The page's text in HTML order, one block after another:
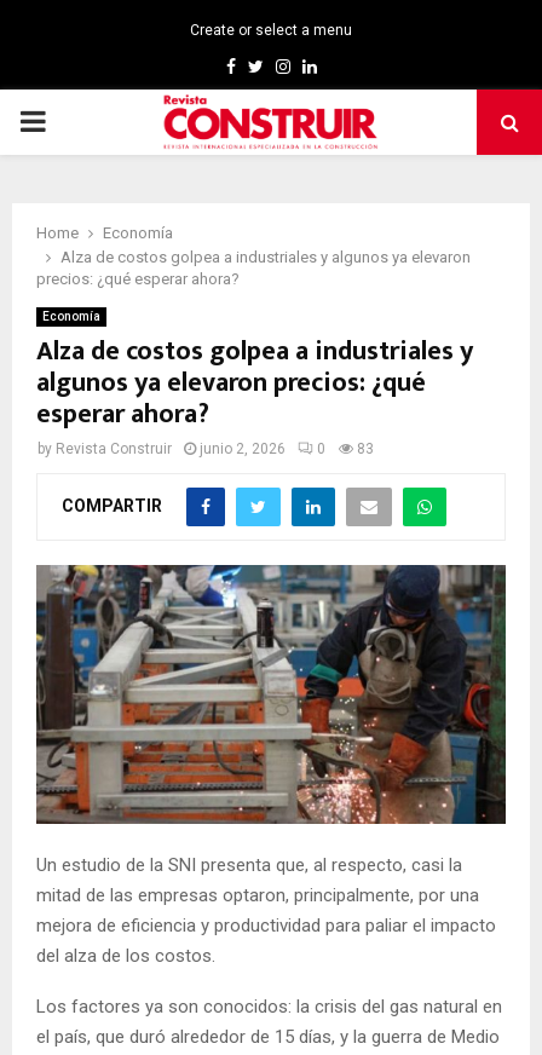
Create or select a menu
Facebook
TwitterInstagram
Linkedin
PRIMARY
Home
Economía
Alza de costos golpea a industriales y algunos ya elevaron
precios: ¿qué esperar ahora?
Economía
Alza de costos golpea a industriales y
algunos ya elevaron precios: ¿qué
esperar ahora?
by Revista Construir junio 2, 2026 0 83
COMPARTIR
Un estudio de la SNI presenta que, al respecto, casi la
mitad de las empresas optaron, principalmente, por una
mejora de eficiencia y productividad para paliar el impacto
del alza de los costos.
Los factores ya son conocidos: la crisis del gas natural en
el país, que duró alrededor de 15 días, y la guerra de Medio